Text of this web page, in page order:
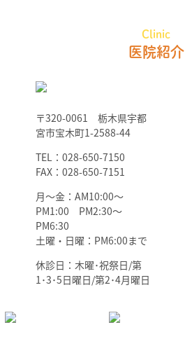
Clinic
医院紹介
〒320-0061 栃木県宇都
宮市宝木町1-2588-44
TEL：028-650-7150
FAX：028-650-7151
月～金：AM10:00～
PM1:00 PM2:30～
PM6:30
土曜・日曜：PM6:00まで
休診日：木曜･祝祭日/第
1･3･5日曜日/第2･4月曜日